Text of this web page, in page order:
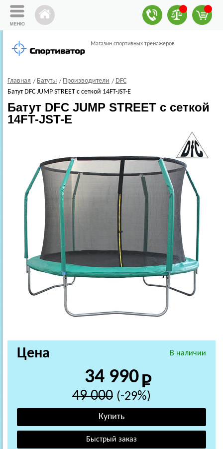
Магазин спортивных тренажеров
Главная Батуты Производители
DFC
Батут DFC JUMP STREET c сеткой 14FT-JST-E
Батут DFC JUMP STREET c сеткой
14FT-JST-E
В наличии
Цена
34 990
49 000 (-29%)